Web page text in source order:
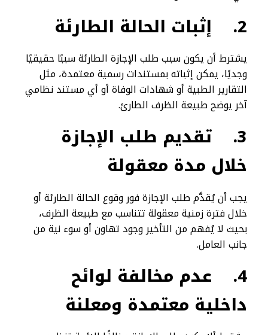
2. إثبات الحالة الطارئة
يشترط أن يكون سبب طلب الإجازة الطارئة سببًا حقيقيًا
وجديًا، يمكن إثباته بمستندات رسمية معتمدة، مثل
التقارير الطبية أو شهادات الوفاة أو أي مستند نظامي
آخر يوضح طبيعة الظرف الطارئ.
3.
تقديم طلب الإجازة
خلال مدة معقولة
يجب أن يُقدَّم طلب الإجازة فور وقوع الحالة الطارئة أو
خلال فترة زمنية معقولة تتناسب مع طبيعة الظرف،
بحيث لا يُفهم من التأخير وجود تهاون أو سوء نية من
جانب العامل.
4.
عدم مخالفة لوائح
داخلية معتمدة ومعلنة